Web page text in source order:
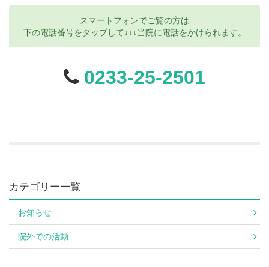
スマートフォンでご覧の方は
下の電話番号をタップして↓↓↓当院に電話をかけられます。
0233-25-2501
カテゴリー一覧
お知らせ
院外での活動